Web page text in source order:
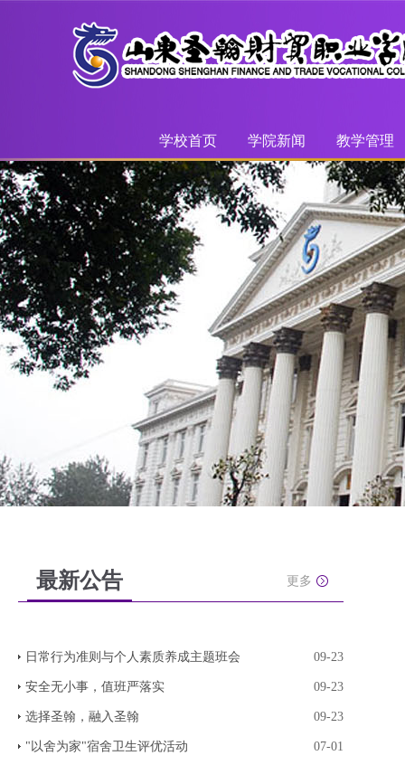
学校首页 学院新闻 教学管理
最新公告 更多
日常行为准则与个人素质养成主题班会 09-23
安全无小事，值班严落实 09-23
选择圣翰，融入圣翰 09-23
"以舍为家"宿舍卫生评优活动 07-01